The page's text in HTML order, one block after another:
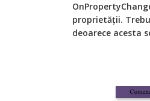
proprietății.
deoarece acesta